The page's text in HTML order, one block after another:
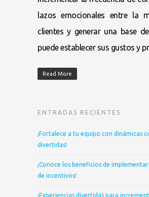
lazos emocionales entre la
clientes y generar una base
puede establecer sus gustos y
Read More
ENTRADAS RECIENTES
¡Fortalece a tu equipo con dinámicas
divertidas!
¡Conoce los beneficios de
de incentivos!
¡Experiencias divertidas para